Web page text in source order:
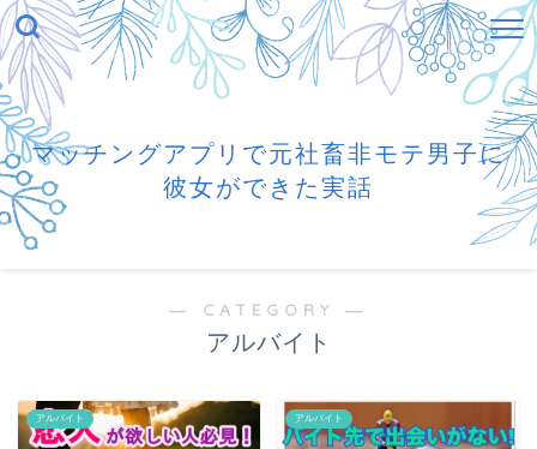
マッチングアプリで元社畜非モテ男子に
彼女ができた実話
― CATEGORY ―
アルバイト
アルバイト アルバイト